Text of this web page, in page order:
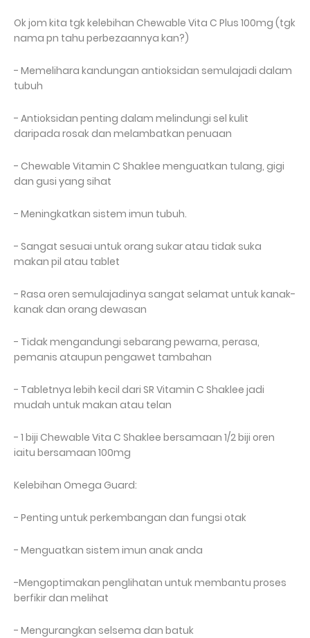
Ok jom kita tgk kelebihan Chewable Vita C Plus 100mg (tgk
nama pn tahu perbezaannya kan?)
- Memelihara kandungan antioksidan semulajadi dalam
tubuh
- Antioksidan penting dalam melindungi sel kulit
daripada rosak dan melambatkan penuaan
- Chewable Vitamin C Shaklee menguatkan tulang, gigi
dan gusi yang sihat
- Meningkatkan sistem imun tubuh.
- Sangat sesuai untuk orang sukar atau tidak suka
makan pil atau tablet
- Rasa oren semulajadinya sangat selamat untuk kanak-
kanak dan orang dewasan
- Tidak mengandungi sebarang pewarna, perasa,
pemanis ataupun pengawet tambahan
- Tabletnya lebih kecil dari SR Vitamin C Shaklee jadi
mudah untuk makan atau telan
- 1 biji Chewable Vita C Shaklee bersamaan 1/2 biji oren
iaitu bersamaan 100mg
Kelebihan Omega Guard:
- Penting untuk perkembangan dan fungsi otak
- Menguatkan sistem imun anak anda
-Mengoptimakan penglihatan untuk membantu proses
berfikir dan melihat
- Mengurangkan selsema dan batuk